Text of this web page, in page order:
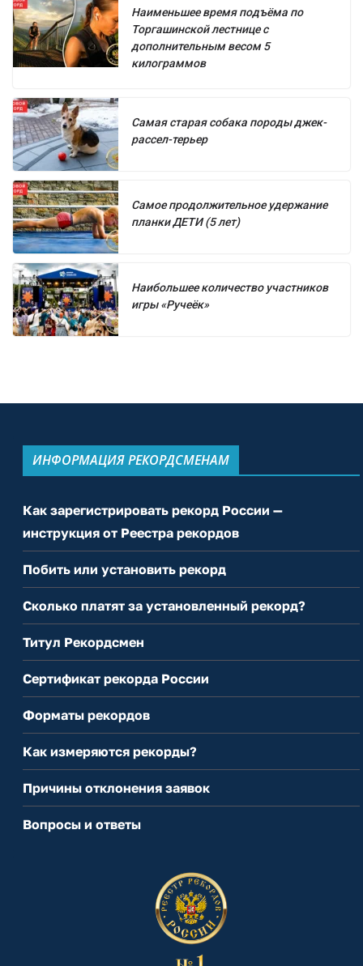
Наименьшее время подъёма по
Торгашинской лестнице с
дополнительным весом 5
килограммов
Самая старая собака породы джек-
рассел-терьер
Самое продолжительное удержание
планки ДЕТИ (5 лет)
Наибольшее количество участников
игры «Ручеёк»
ИНФОРМАЦИЯ РЕКОРДСМЕНАМ
Как зарегистрировать рекорд России —
инструкция от Реестра рекордов
Побить или установить рекорд
Сколько платят за установленный рекорд?
Титул Рекордсмен
Сертификат рекорда России
Форматы рекордов
Как измеряются рекорды?
Причины отклонения заявок
Вопросы и ответы